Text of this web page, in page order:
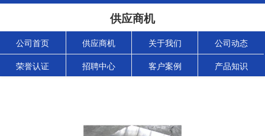
供应商机
公司首页 供应商机 关于我们 公司动态
荣誉认证 招聘中心 客户案例 产品知识